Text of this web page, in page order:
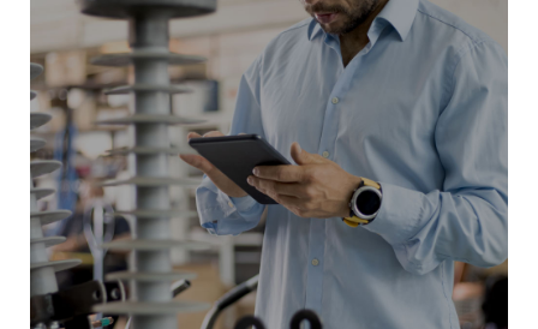
clicca qui per scoprire lo shop
scopri di più